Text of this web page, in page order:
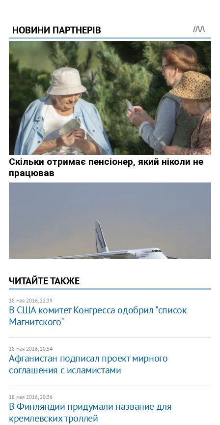
ЧИТАЙТЕ ТАКЖЕ
18 мая 2016, 22:39
В США комитет Конгресса одобрил "список
Магнитского"
18 мая 2016, 20:54
Афганистан подписал проект мирного
соглашения с исламистами
18 мая 2016, 20:36
В Финляндии придумали название для
кремлевских троллей